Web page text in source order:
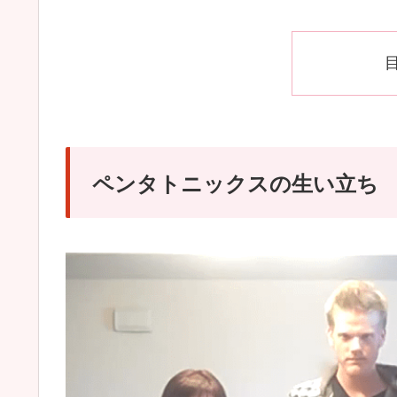
ペンタトニックスの生い立ち